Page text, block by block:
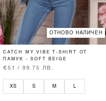
ОТНОВО НАЛИЧЕН
CATCH MY VIBE T-SHIRT ОТ
ПАМУК - SOFT BEIGE
€51 / 99.75 ЛВ.
XS S M